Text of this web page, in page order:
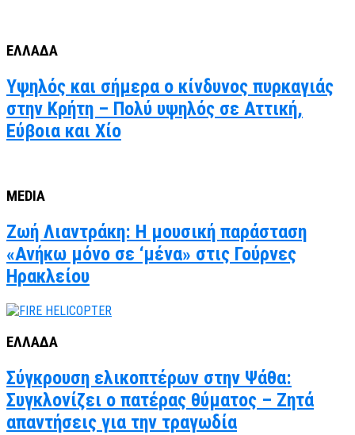
ΕΛΛΑΔΑ
Υψηλός και σήμερα ο κίνδυνος πυρκαγιάς
στην Κρήτη – Πολύ υψηλός σε Αττική,
Εύβοια και Χίο
MEDIA
Ζωή Λιαντράκη: Η μουσική παράσταση
«Ανήκω μόνο σε ‘μένα» στις Γούρνες
Ηρακλείου
ΕΛΛΑΔΑ
Σύγκρουση ελικοπτέρων στην Ψάθα:
Συγκλονίζει ο πατέρας θύματος – Ζητά
απαντήσεις για την τραγωδία